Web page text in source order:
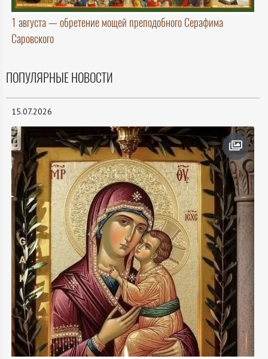
1 августа — обретение мощей преподобного Серафима
Саровского
ПОПУЛЯРНЫЕ НОВОСТИ
15.07.2026